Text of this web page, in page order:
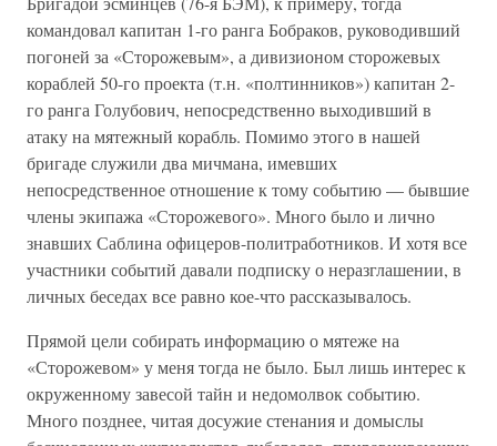
командовал капитан 1-го ранга Бобраков, руководивший
погоней за «Сторожевым», а дивизионом сторожевых
кораблей 50-го проекта (т.н. «полтинников») капитан 2-
го ранга Голубович, непосредственно выходивший в
атаку на мятежный корабль. Помимо этого в нашей
бригаде служили два мичмана, имевших
непосредственное отношение к тому событию — бывшие
члены экипажа «Сторожевого». Много было и лично
знавших Саблина офицеров-политработников. И хотя все
участники событий давали подписку о неразглашении, в
личных беседах все равно кое-что рассказывалось.
Прямой цели собирать информацию о мятеже на
«Сторожевом» у меня тогда не было. Был лишь интерес к
окруженному завесой тайн и недомолвок событию.
Много позднее, читая досужие стенания и домыслы